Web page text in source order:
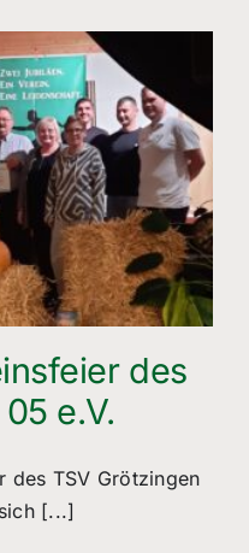
des
e.V.
des TSV Grötzingen
[...]